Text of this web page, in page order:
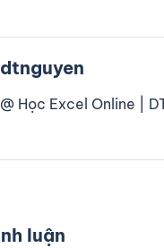
dtnguyen
@ Học Excel Online |
luận